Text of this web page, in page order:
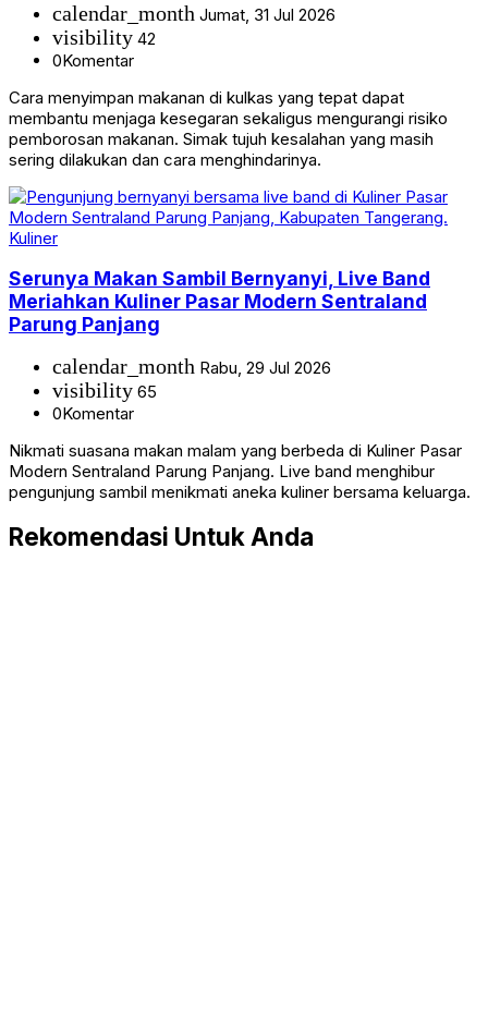
calendar_month Jumat, 31 Jul 2026
visibility 42
0Komentar
Cara menyimpan makanan di kulkas yang tepat dapat
membantu menjaga kesegaran sekaligus mengurangi risiko
pemborosan makanan. Simak tujuh kesalahan yang masih
sering dilakukan dan cara menghindarinya.
Kuliner
Serunya Makan Sambil Bernyanyi, Live Band
Meriahkan Kuliner Pasar Modern Sentraland
Parung Panjang
calendar_month Rabu, 29 Jul 2026
visibility 65
0Komentar
Nikmati suasana makan malam yang berbeda di Kuliner Pasar
Modern Sentraland Parung Panjang. Live band menghibur
pengunjung sambil menikmati aneka kuliner bersama keluarga.
Rekomendasi Untuk Anda